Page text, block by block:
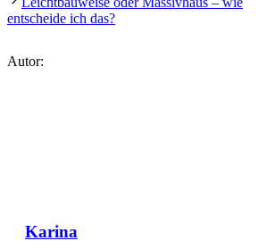
entscheide ich das?
Autor:
Karina